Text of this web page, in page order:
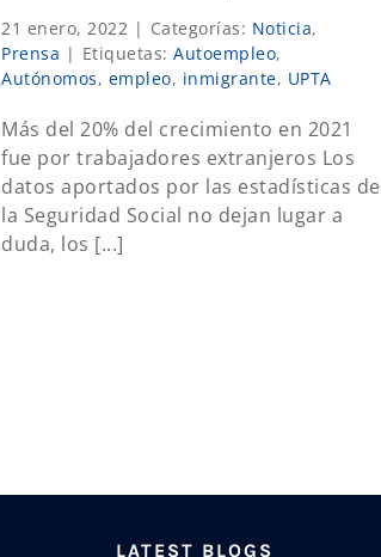
21 enero, 2022 | Categorías: Noticia,
Prensa | Etiquetas: Autoempleo,
Autónomos, empleo, inmigrante, UPTA
Más del 20% del crecimiento en 2021
fue por trabajadores extranjeros Los
datos aportados por las estadísticas de
la Seguridad Social no dejan lugar a
duda, los [...]
LATEST BLOGS